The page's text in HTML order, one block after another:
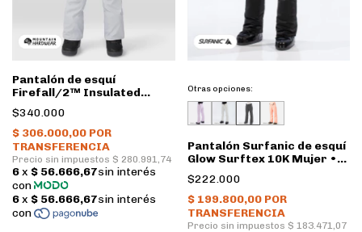
Pantalón de esquí
Firefall/2™ Insulated
Mujer • Glacial • Mountain
Hardwear
$340.000
Otras opciones:
Pantalón Surfanic de esquí
Glow Surftex 10K Mujer •
Black
$222.000